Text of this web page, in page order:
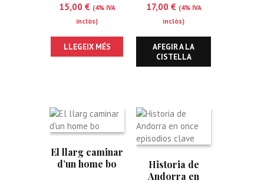
15,00 € (4% IVA
inclòs)
LLEGEIX MÉS
17,00 € (4% IVA
inclòs)
AFEGIR A LA
CISTELLA
El llarg caminar
d’un home bo
Historia de
Andorra en